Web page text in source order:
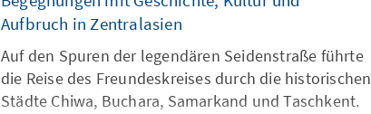
Aufbruch in Zentralasien
Auf den Spuren der legendären Seidenstraße führte
die Reise des Freundeskreises durch die historischen
Städte Chiwa, Buchara, Samarkand und Taschkent.